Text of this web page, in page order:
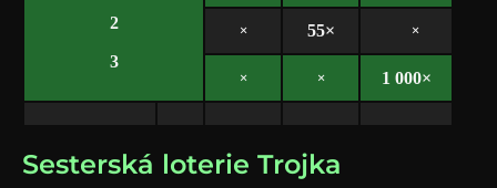
2
3
× 55× ×
× × 1 000×
Sesterská loterie Trojka